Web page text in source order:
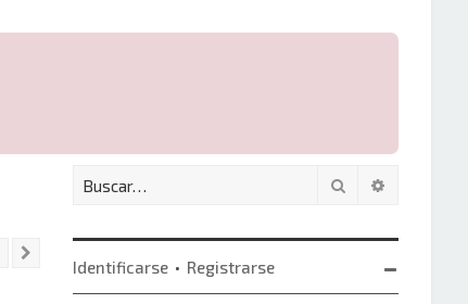
Buscar
Identificarse • Registrarse